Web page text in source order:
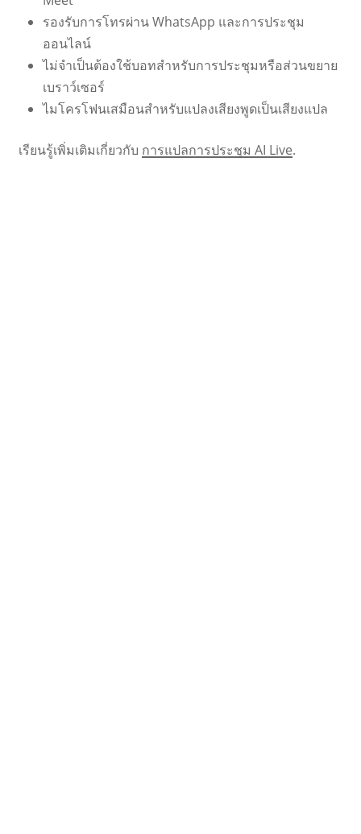
รองรับการโทรผ่าน WhatsApp และการประชุม
ออนไลน์
ไม่จำเป็นต้องใช้บอทสำหรับการประชุมหรือส่วนขยาย
เบราว์เซอร์
ไมโครโฟนเสมือนสำหรับแปลงเสียงพูดเป็นเสียงแปล
เรียนรู้เพิ่มเติมเกี่ยวกับ การแปลการประชุม AI Live.